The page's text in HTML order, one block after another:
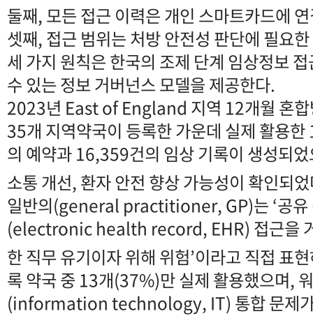
둘째, 모든 접근 이력은 개인 스마트카드에
셋째, 접근 범위는 처방 안전성 판단에 필요
세 가지 원칙은 한국의 조제 단계 임상정보
수 있는 정보 거버넌스 모델을 제공한다.
2023년 East of England 지역 12개월 혼합
35개 지역약국이 등록한 가운데 실제 활용
의 예약과 16,359건의 임상 기록이 생성되
소통 개선, 환자 안전 향상 가능성이 확인되
일반의(general practitioner, GP)는 ‘공유
(electronic health record, EHR) 접근을
한 직무 유기이자 위해 위험’이라고 직접 표
록 약국 중 13개(37%)만 실제 활용했으며,
(information technology, IT) 통합 문제가